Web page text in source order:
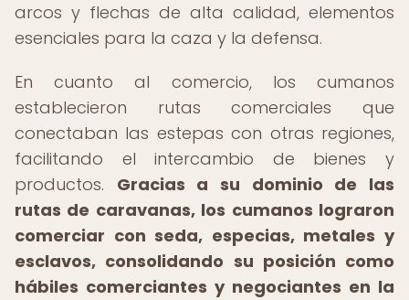
arcos y flechas de alta calidad, elementos
esenciales para la caza y la defensa.
En cuanto al comercio, los cumanos
establecieron rutas comerciales que
conectaban las estepas con otras regiones,
facilitando el intercambio de bienes y
productos. Gracias a su dominio de las
rutas de caravanas, los cumanos lograron
comerciar con seda, especias, metales y
esclavos, consolidando su posición como
hábiles comerciantes y negociantes en la